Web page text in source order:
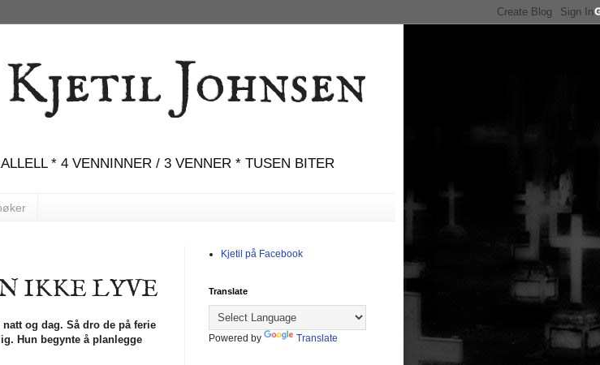
Johnsen
* 4 VENNINNER / 3 VENNER * TUSEN BITER
IKKE LYVE
og dag. Så dro de på ferie
Hun begynte å planlegge
Kjetil på Facebook
Translate
Powered by Translate